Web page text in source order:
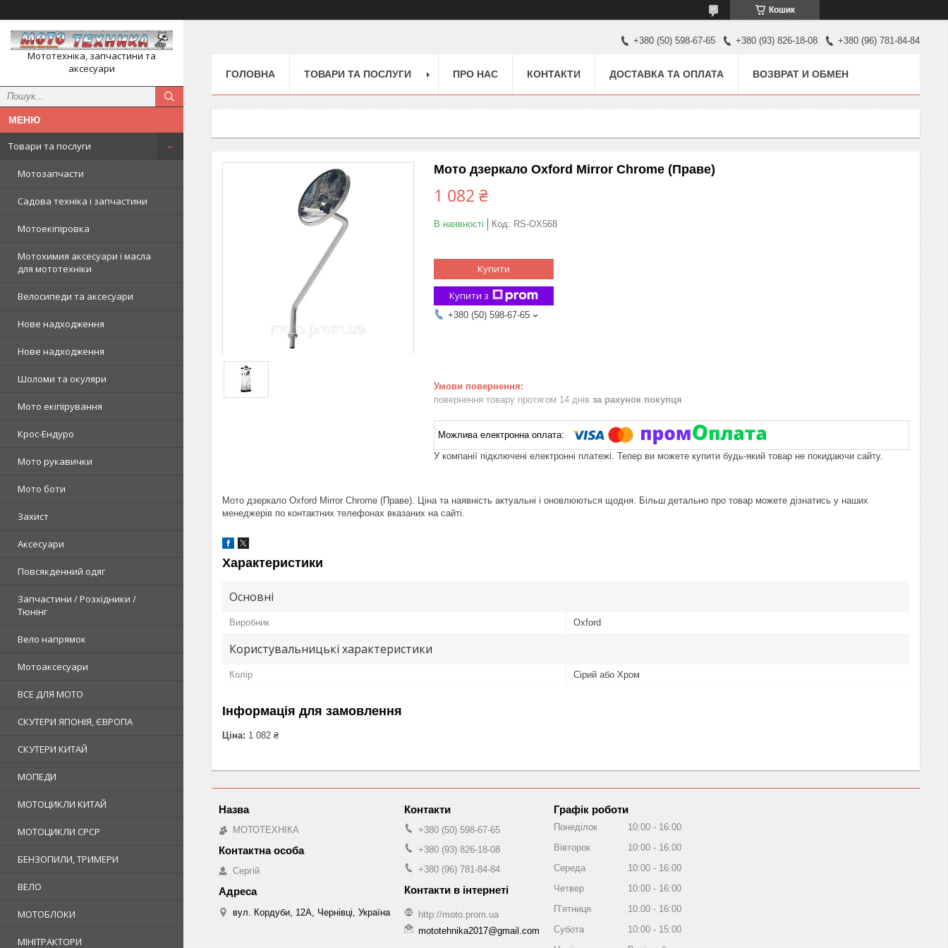
Кошик
Мототехніка, запчастини та
аксесуари
Товари та послуги
Мотозапчасти
Садова техніка і запчастини
Мотоекіпіровка
Мотохимия аксесуари і масла
для мототехніки
Велосипеди та аксесуари
Нове надходження
Нове надходження
Шоломи та окуляри
Мото екіпірування
Крос-Ендуро
Мото рукавички
Мото боти
Захист
Аксесуари
Повсякденний одяг
Запчастини / Розхідники /
Тюнінг
Вело напрямок
Мотоаксесуари
ВСЕ ДЛЯ МОТО
СКУТЕРИ ЯПОНІЯ, ЄВРОПА
СКУТЕРИ КИТАЙ
МОПЕДИ
МОТОЦИКЛИ КИТАЙ
МОТОЦИКЛИ СРСР
БЕНЗОПИЛИ, ТРИМЕРИ
ВЕЛО
МОТОБЛОКИ
МІНІТРАКТОРИ
+380 (50) 598-67-65 +380 (93) 826-18-08 +380 (96) 781-84-84
ГОЛОВНА ТОВАРИ ТА ПОСЛУГИ ПРО НАС КОНТАКТИ ДОСТАВКА ТА ОПЛАТА ВОЗВРАТ И ОБМЕН
Мото дзеркало Oxford Mirror Chrome (Праве)
1 082 ₴
В наявності Код: RS-OX568
Купити
Купити з
+380 (50) 598-67-65
повернення товару протягом 14 днів за рахунок покупця
У компанії підключені електронні платежі. Тепер ви можете купити будь-який товар не покидаючи сайту.
Мото дзеркало Oxford Mirror Chrome (Праве). Ціна та наявність актуальні і оновлюються щодня. Більш детально про товар можете дізнатись у наших
менеджерів по контактних телефонах вказаних на сайті.
Характеристики
Основні
Виробник Oxford
Користувальницькі характеристики
Колір Сірий або Хром
Інформація для замовлення
Ціна: 1 082 ₴
МОТОТЕХНІКА
Сергій
вул. Кордуби, 12А, Чернівці, Україна
+380 (50) 598-67-65
+380 (93) 826-18-08
+380 (96) 781-84-84
http://moto.prom.ua
mototehnika2017@gmail.com
Графік роботи
Понеділок 10:00
16:00
Вівторок
10:00
16:00
Середа
10:00
16:00
Четвер
10:00
16:00
Пʼятниця
10:00
16:00
Субота
10:00
15:00